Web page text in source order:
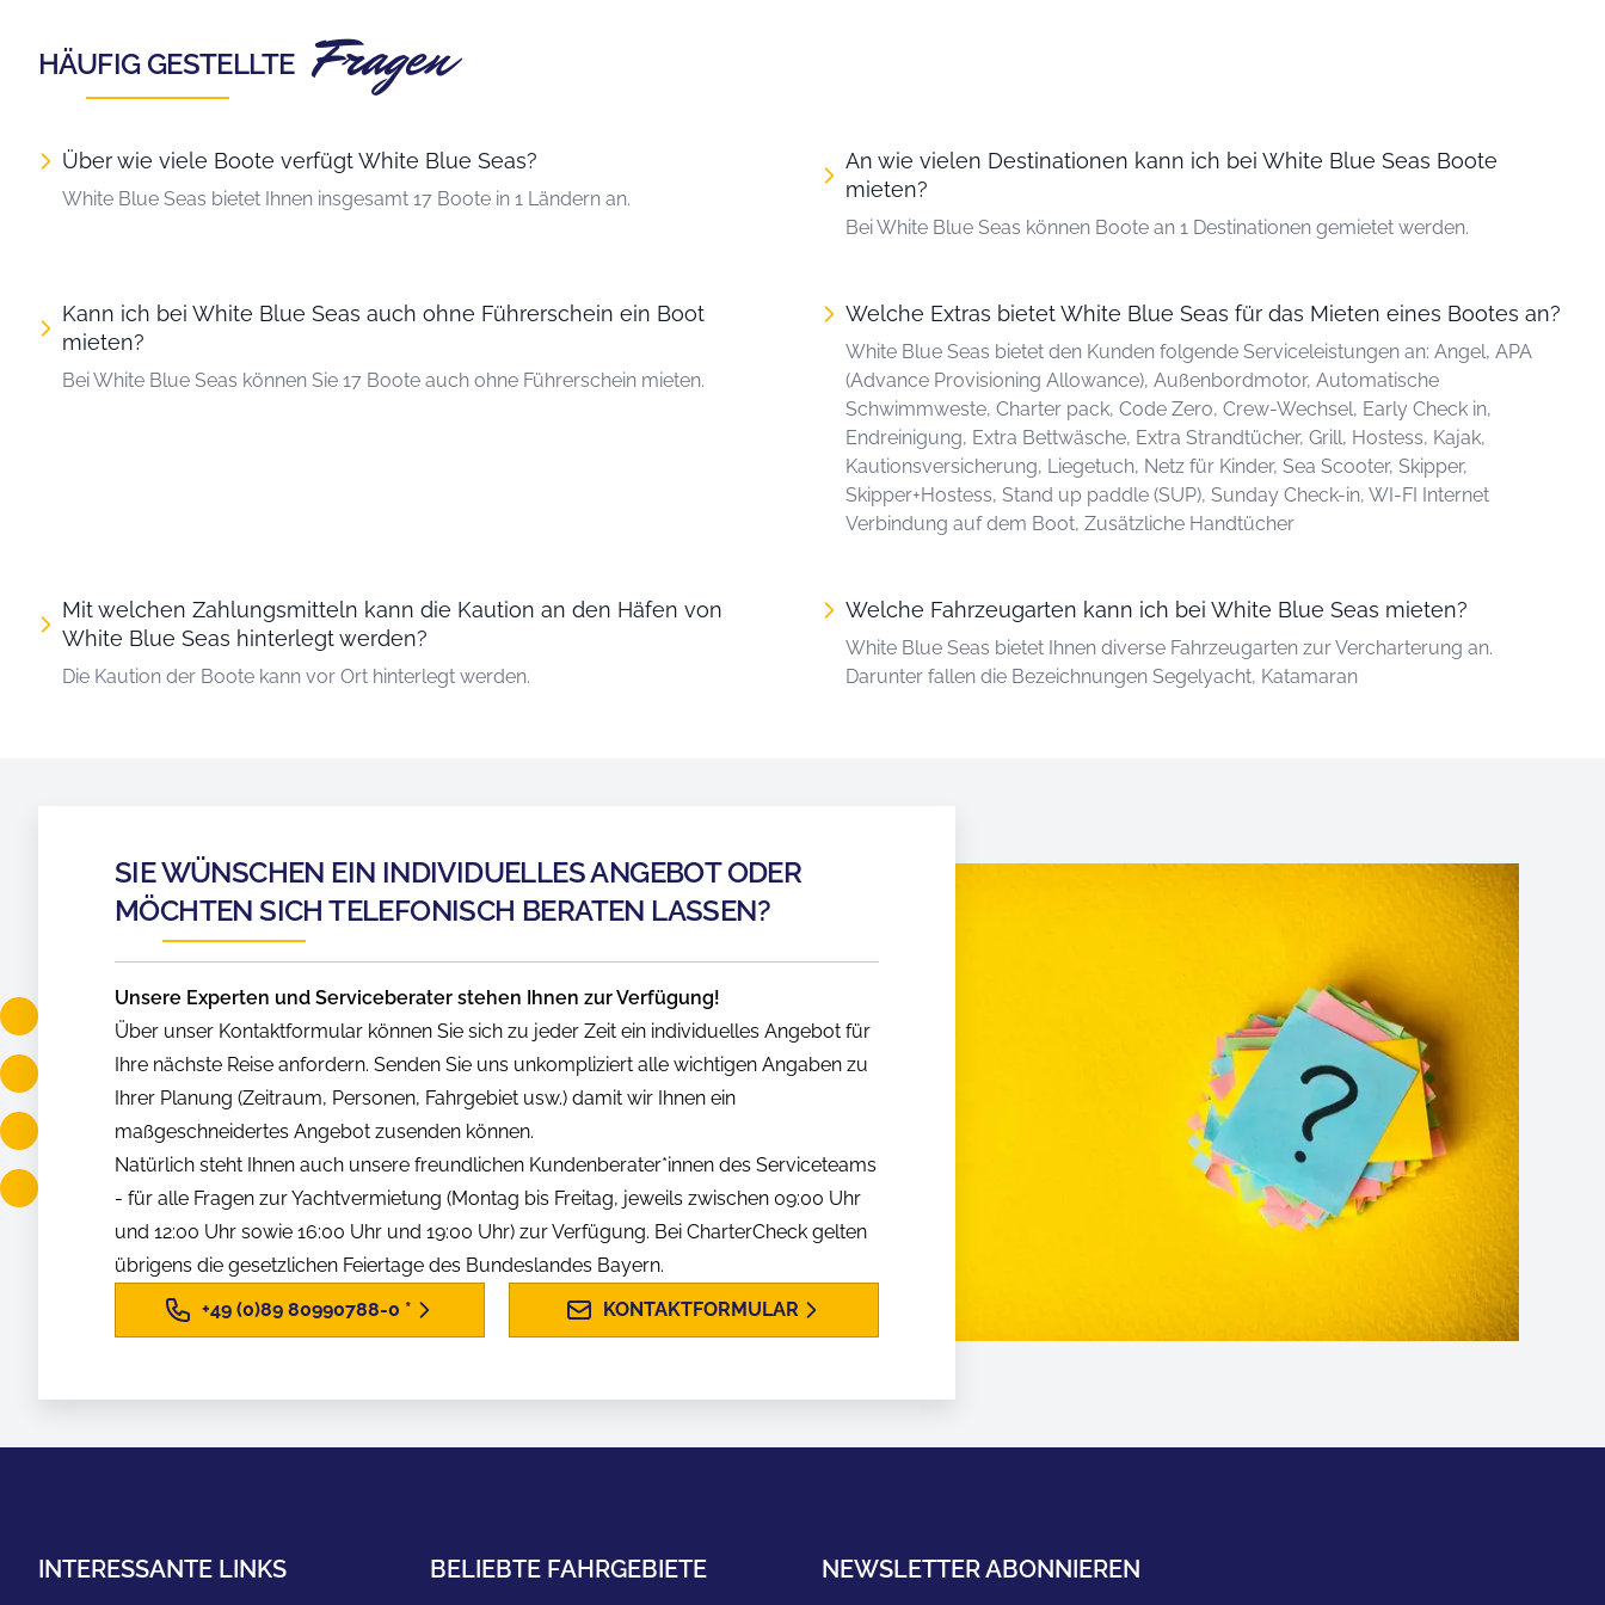
HÄUFIG GESTELLTE Fragen
Über wie viele Boote verfügt White Blue Seas?
White Blue Seas bietet Ihnen insgesamt 17 Boote in 1 Ländern an.
An wie vielen Destinationen kann ich bei White Blue Seas Boote
mieten?
Bei White Blue Seas können Boote an 1 Destinationen gemietet werden.
Kann ich bei White Blue Seas auch ohne Führerschein ein Boot
mieten?
Bei White Blue Seas können Sie 17 Boote auch ohne Führerschein mieten.
Welche Extras bietet White Blue Seas für das Mieten eines Bootes an?
White Blue Seas bietet den Kunden folgende Serviceleistungen an: Angel, APA
(Advance Provisioning Allowance), Außenbordmotor, Automatische
Schwimmweste, Charter pack, Code Zero, Crew-Wechsel, Early Check in,
Endreinigung, Extra Bettwäsche, Extra Strandtücher, Grill, Hostess, Kajak,
Kautionsversicherung, Liegetuch, Netz für Kinder, Sea Scooter, Skipper,
Skipper+Hostess, Stand up paddle (SUP), Sunday Check-in, WI-FI Internet
Verbindung auf dem Boot, Zusätzliche Handtücher
Mit welchen Zahlungsmitteln kann die Kaution an den Häfen von
White Blue Seas hinterlegt werden?
Die Kaution der Boote kann vor Ort hinterlegt werden.
Welche Fahrzeugarten kann ich bei White Blue Seas mieten?
White Blue Seas bietet Ihnen diverse Fahrzeugarten zur Vercharterung an.
Darunter fallen die Bezeichnungen Segelyacht, Katamaran
SIE WÜNSCHEN EIN INDIVIDUELLES ANGEBOT ODER
MÖCHTEN SICH TELEFONISCH BERATEN LASSEN?
Unsere Experten und Serviceberater stehen Ihnen zur Verfügung!
Über unser Kontaktformular können Sie sich zu jeder Zeit ein individuelles Angebot für
Ihre nächste Reise anfordern. Senden Sie uns unkompliziert alle wichtigen Angaben zu
Ihrer Planung (Zeitraum, Personen, Fahrgebiet usw.) damit wir Ihnen ein
maßgeschneidertes Angebot zusenden können.
Natürlich steht Ihnen auch unsere freundlichen Kundenberater*innen des Serviceteams
- für alle Fragen zur Yachtvermietung (Montag bis Freitag, jeweils zwischen 09:00 Uhr
und 12:00 Uhr sowie 16:00 Uhr und 19:00 Uhr) zur Verfügung. Bei CharterCheck gelten
übrigens die gesetzlichen Feiertage des Bundeslandes Bayern.
+49 (0)89 80990788-0 * KONTAKTFORMULAR
INTERESSANTE LINKS BELIEBTE FAHRGEBIETE NEWSLETTER ABONNIEREN